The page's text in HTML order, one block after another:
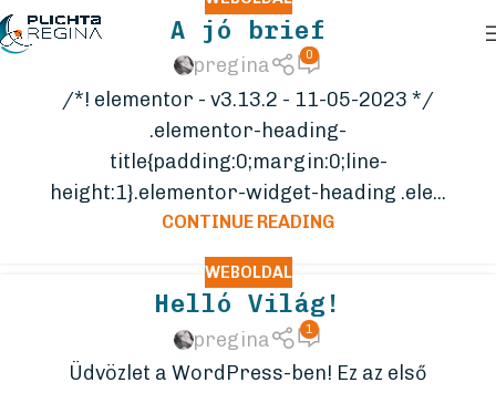
A jó brief
pregina 0
/*! elementor - v3.13.2 - 11-05-2023 */
.elementor-heading-
title{padding:0;margin:0;line-
height:1}.elementor-widget-heading .ele...
CONTINUE READING
WEBOLDAL
Helló Világ!
pregina 1
Üdvözlet a WordPress-ben! Ez az első